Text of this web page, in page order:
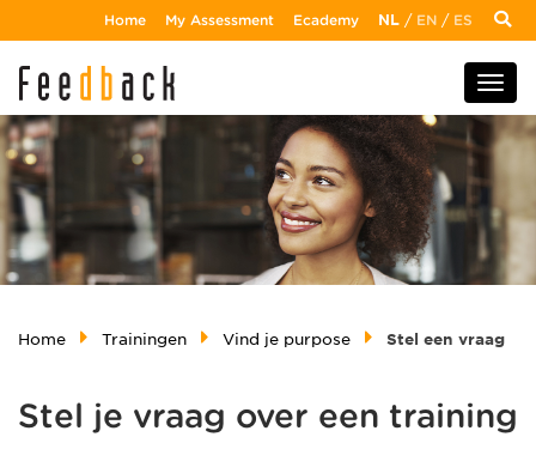
Home My Assessment Ecademy NL / EN / ES
Home Trainingen Vind je purpose Stel een vraag
Stel je vraag over een training